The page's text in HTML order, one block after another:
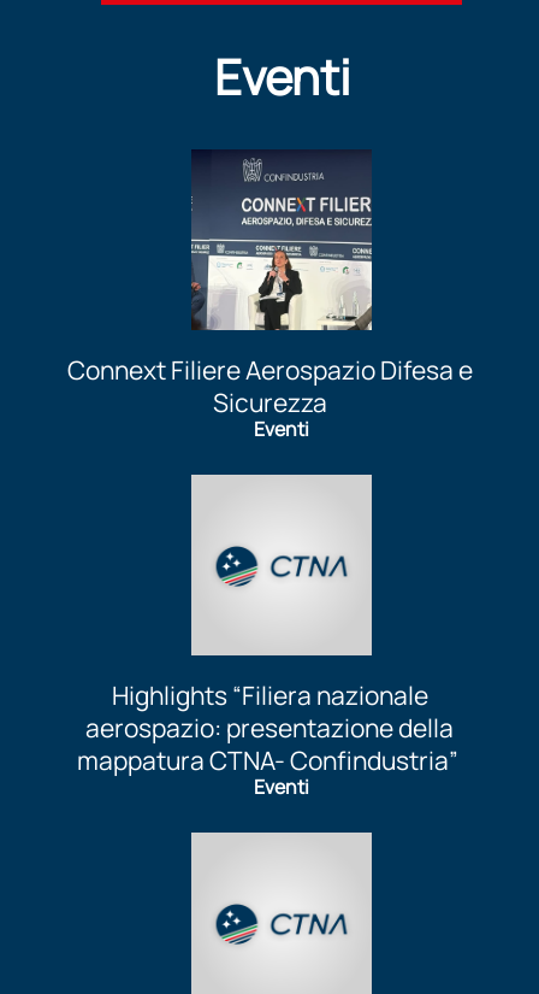
Eventi
Connext Filiere Aerospazio Difesa e
Sicurezza
Eventi
Highlights “Filiera nazionale
aerospazio: presentazione della
mappatura CTNA- Confindustria”
Eventi